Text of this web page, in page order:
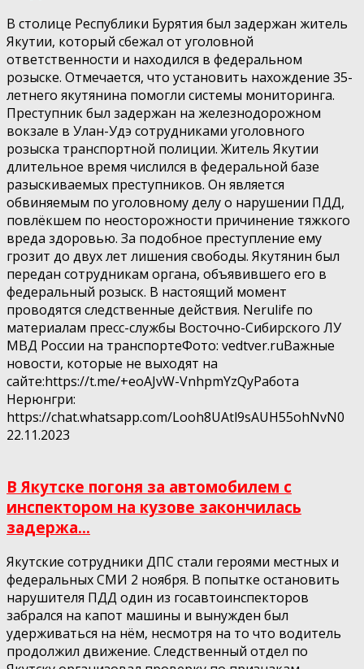
В столице Республики Бурятия был задержан житель
Якутии, который сбежал от уголовной
ответственности и находился в федеральном
розыске. Отмечается, что установить нахождение 35-
летнего якутянина помогли системы мониторинга.
Преступник был задержан на железнодорожном
вокзале в Улан-Удэ сотрудниками уголовного
розыска транспортной полиции. Житель Якутии
длительное время числился в федеральной базе
разыскиваемых преступников. Он является
обвиняемым по уголовному делу о нарушении ПДД,
повлёкшем по неосторожности причинение тяжкого
вреда здоровью. За подобное преступление ему
грозит до двух лет лишения свободы. Якутянин был
передан сотрудникам органа, объявившего его в
федеральный розыск. В настоящий момент
проводятся следственные действия. Nerulife по
материалам пресс-службы Восточно-Сибирского ЛУ
МВД России на транспортеФото: vedtver.ruВажные
новости, которые не выходят на
сайте:https://t.me/+eoAJvW-VnhpmYzQyРабота
Нерюнгри:
https://chat.whatsapp.com/Looh8UAtl9sAUH55ohNvN0
22.11.2023
В Якутске погоня за автомобилем с
инспектором на кузове закончилась
задержа...
Якутские сотрудники ДПС стали героями местных и
федеральных СМИ 2 ноября. В попытке остановить
нарушителя ПДД один из госавтоинспекторов
забрался на капот машины и вынужден был
удерживаться на нём, несмотря на то что водитель
продолжил движение. Следственный отдел по